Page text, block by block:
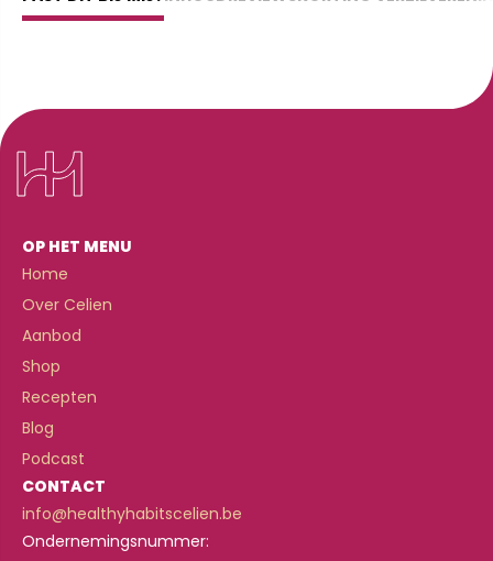
OP HET MENU
Home
Over Celien
Aanbod
Shop
Recepten
Blog
Podcast
CONTACT
info@healthyhabitscelien.be
Ondernemingsnummer: